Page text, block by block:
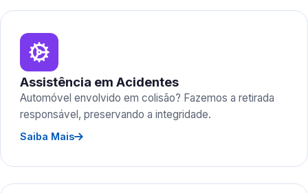
Assistência em Acidentes
Automóvel envolvido em colisão? Fazemos a retirada
responsável, preservando a integridade.
Saiba Mais